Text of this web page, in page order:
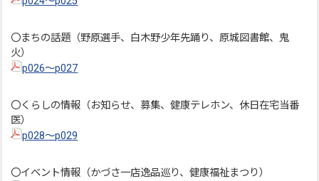
〇まちの話題（野原選手、白木野少年先踊り、原城図書館、鬼
火）
p026～p027
〇くらしの情報（お知らせ、募集、健康テレホン、休日在宅当番
医）
p028～p029
〇イベント情報（かづさ一店逸品巡り、健康福祉まつり）